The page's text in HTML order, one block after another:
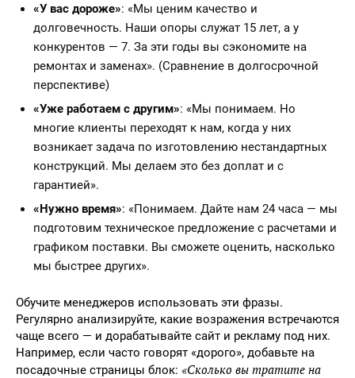
«У вас дороже»: «Мы ценим качество и
долговечность. Наши опоры служат 15 лет, а у
конкурентов — 7. За эти годы вы сэкономите на
ремонтах и заменах». (Сравнение в долгосрочной
перспективе)
«Уже работаем с другим»: «Мы понимаем. Но
многие клиенты переходят к нам, когда у них
возникает задача по изготовлению нестандартных
конструкций. Мы делаем это без доплат и с
гарантией».
«Нужно время»: «Понимаем. Дайте нам 24 часа — мы
подготовим техническое предложение с расчетами и
графиком поставки. Вы сможете оценить, насколько
мы быстрее других».
Обучите менеджеров использовать эти фразы.
Регулярно анализируйте, какие возражения встречаются
чаще всего — и дорабатывайте сайт и рекламу под них.
Например, если часто говорят «дорого», добавьте на
посадочные страницы блок: «Сколько вы тратите на